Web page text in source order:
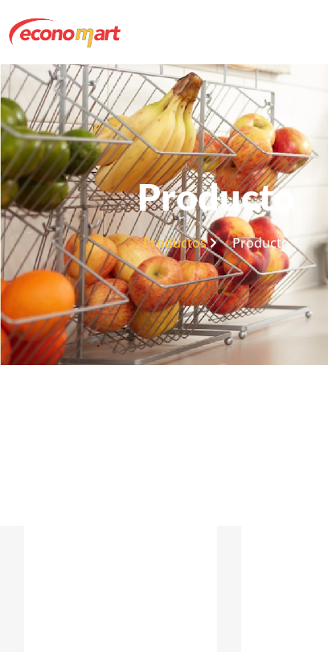
Producto
Productos Producto